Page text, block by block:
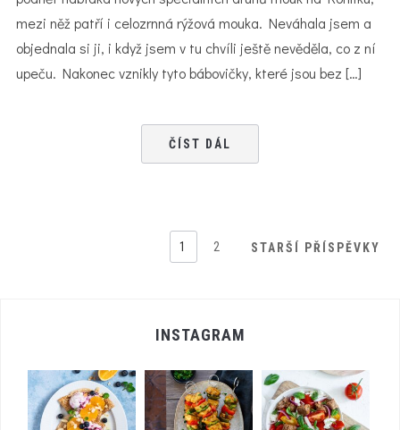
mezi něž patří i celozrnná rýžová mouka. Neváhala jsem a
objednala si ji, i když jsem v tu chvíli ještě nevěděla, co z ní
upeču. Nakonec vznikly tyto bábovičky, které jsou bez […]
ČÍST DÁL
1 2 STARŠÍ PŘÍSPĚVKY
INSTAGRAM